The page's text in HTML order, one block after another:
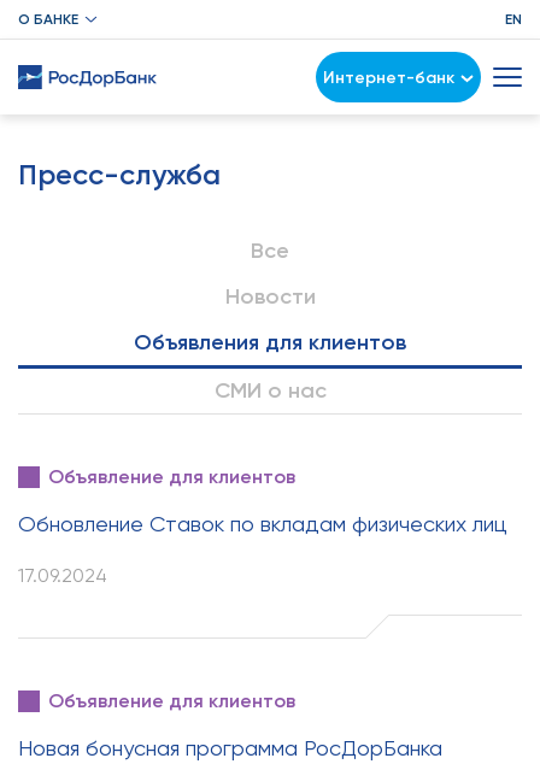
О БАНКЕ EN
Интернет-банк
Пресс-служба
Все
Новости
Объявления для клиентов
СМИ о нас
Объявление для клиентов
Обновление Ставок по вкладам физических лиц
17.09.2024
Объявление для клиентов
Новая бонусная программа РосДорБанка